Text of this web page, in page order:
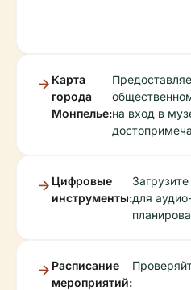
Карта
города
Монпелье:на вход в
Цифровые
инструменты:для
Расписание
мероприятий: